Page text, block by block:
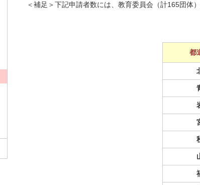
＜補足＞下記申請者数には、教育委員会（計165団体
都